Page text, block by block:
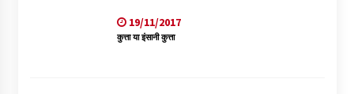
19/11/2017
कुत्ता या इंसानी कुत्ता